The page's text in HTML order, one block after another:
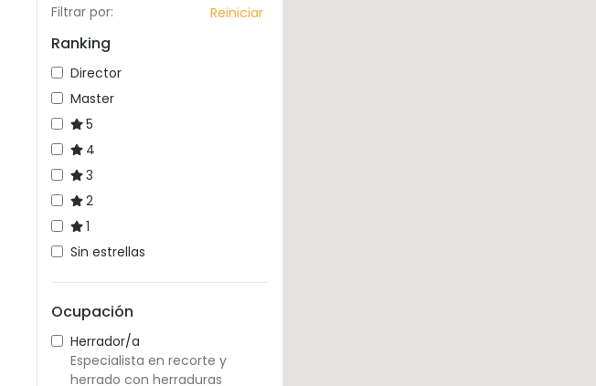
Filtrar por: Reiniciar
Ranking
Director
Master
5
4
3
2
1
Sin estrellas
Ocupación
Herrador/a
Especialista en recorte y
herrado con herraduras